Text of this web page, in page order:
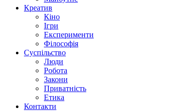
Креатив
Кіно
Ігри
Експерименти
Філософія
Суспільство
Люди
Робота
Закони
Приватність
Етика
Контакти